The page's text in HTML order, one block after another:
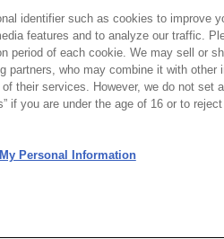
identifier such as cookies to improve
features and to analyze our traffic.
period of each cookie. We may sell or
partners, who may combine it with
their services. However, we do not set
if you are under the age of 16 or to
Personal Information